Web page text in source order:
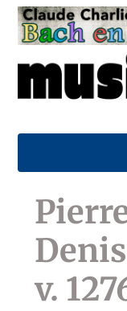
Denis
v.